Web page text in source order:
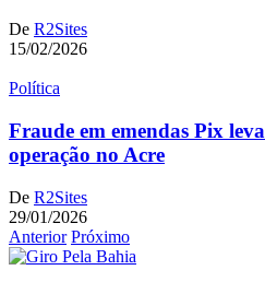
De R2Sites
15/02/2026
Política
Fraude em emendas Pix
operação no Acre
De R2Sites
29/01/2026
Anterior Próximo